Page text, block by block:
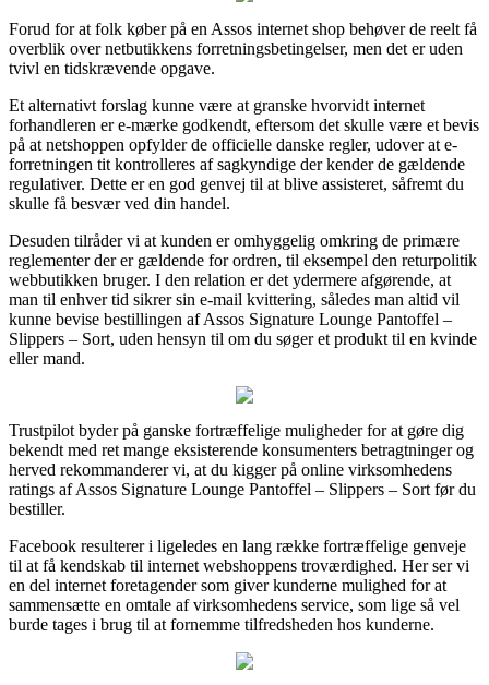
Forud for at folk køber på en Assos internet shop behøver de reelt få
overblik over netbutikkens forretningsbetingelser, men det er uden
tvivl en tidskrævende opgave.
Et alternativt forslag kunne være at granske hvorvidt internet
forhandleren er e-mærke godkendt, eftersom det skulle være et bevis
på at netshoppen opfylder de officielle danske regler, udover at e-
forretningen tit kontrolleres af sagkyndige der kender de gældende
regulativer. Dette er en god genvej til at blive assisteret, såfremt du
skulle få besvær ved din handel.
Desuden tilråder vi at kunden er omhyggelig omkring de primære
reglementer der er gældende for ordren, til eksempel den returpolitik
webbutikken bruger. I den relation er det ydermere afgørende, at
man til enhver tid sikrer sin e-mail kvittering, således man altid vil
kunne bevise bestillingen af Assos Signature Lounge Pantoffel –
Slippers – Sort, uden hensyn til om du søger et produkt til en kvinde
eller mand.
Trustpilot byder på ganske fortræffelige muligheder for at gøre dig
bekendt med ret mange eksisterende konsumenters betragtninger og
herved rekommanderer vi, at du kigger på online virksomhedens
ratings af Assos Signature Lounge Pantoffel – Slippers – Sort før du
bestiller.
Facebook resulterer i ligeledes en lang række fortræffelige genveje
til at få kendskab til internet webshoppens troværdighed. Her ser vi
en del internet foretagender som giver kunderne mulighed for at
sammensætte en omtale af virksomhedens service, som lige så vel
burde tages i brug til at fornemme tilfredsheden hos kunderne.